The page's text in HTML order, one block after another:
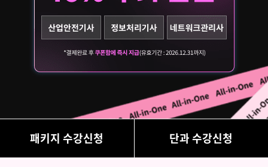
패키지 수강신청 단과 수강신청